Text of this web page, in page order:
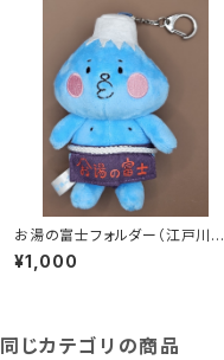
お湯の富士フォルダー（江戸川区
浴場組合）
¥1,000
同じカテゴリの商品